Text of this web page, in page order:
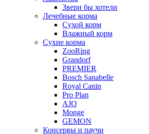
Звери бы хотели
Лечебные корма
Сухой корм
Влажный корм
Сухие корма
ZooRing
Grandorf
PREMIER
Bosch Sanabelle
Royal Canin
Pro Plan
AJO
Monge
GEMON
Консервы и паучи